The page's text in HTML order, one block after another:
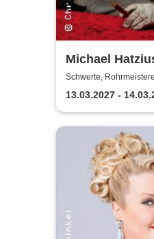
Michael
Schwerte,
13.03.2027 -